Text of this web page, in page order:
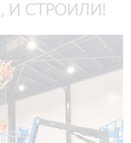
И СТРОИЛИ!